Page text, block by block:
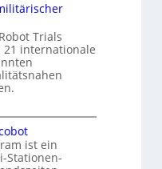
Trials
21 internationale
ist ein
Stationen-